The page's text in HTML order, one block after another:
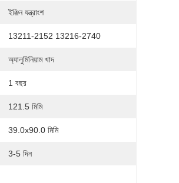
ইঞ্জিন যন্ত্রাংশ
13211-2152 13216-2740
অ্যালুমিনিয়াম খাদ
1 বছর
121.5 মিমি
39.0x90.0 মিমি
3-5 দিন